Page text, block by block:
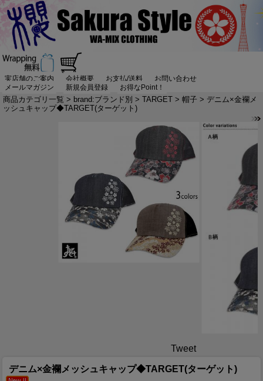
実店舗のご案内 会社概要 お支払/送料
お問い合わせ
メールマガジン
新規会員登録 お得なPoint！
商品カテゴリ一覧 > brand:ブランド別 > TARGET > 帽子 > デニム×金襴メ
ッシュキャップ◆TARGET(ターゲット)
Tweet
デニム×金襴メッシュキャップ◆TARGET(ターゲット)